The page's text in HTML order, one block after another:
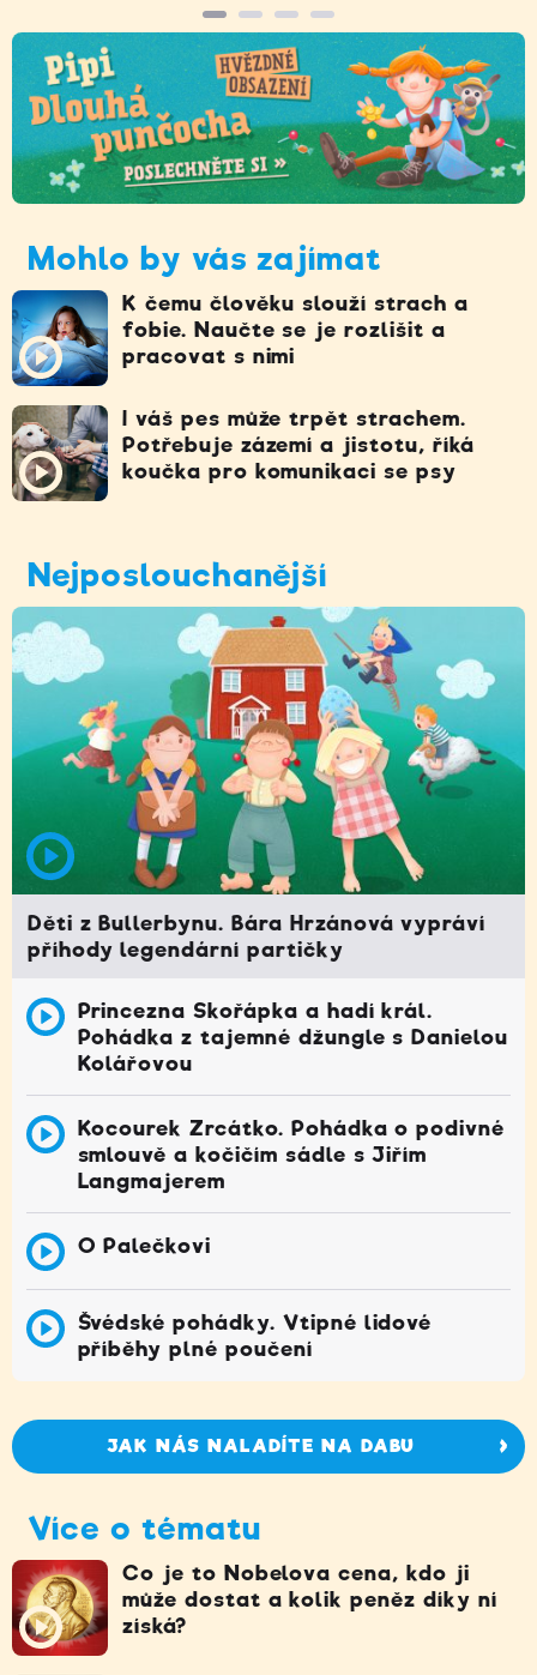
Mohlo by vás zajímat
K čemu člověku slouží strach a
fobie. Naučte se je rozlišit a
pracovat s nimi
I váš pes může trpět strachem.
Potřebuje zázemí a jistotu, říká
koučka pro komunikaci se psy
Nejposlouchanější
Děti z Bullerbynu. Bára Hrzánová vypráví
příhody legendární partičky
Princezna Skořápka a hadí král.
Pohádka z tajemné džungle s Danielou
Kolářovou
Kocourek Zrcátko. Pohádka o podivné
smlouvě a kočičím sádle s Jiřím
Langmajerem
O Palečkovi
Švédské pohádky. Vtipné lidové
příběhy plné poučení
JAK NÁS NALADÍTE NA DABU
Více o tématu
Co je to Nobelova cena, kdo ji
může dostat a kolik peněz díky ní
získá?